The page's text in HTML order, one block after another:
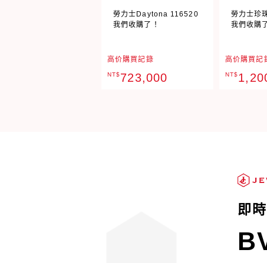
勞力士Daytona 116520
我們收購了！
高价購買記錄
NT$723,000
勞力士珍
我們收購
高价購買記
NT$
即